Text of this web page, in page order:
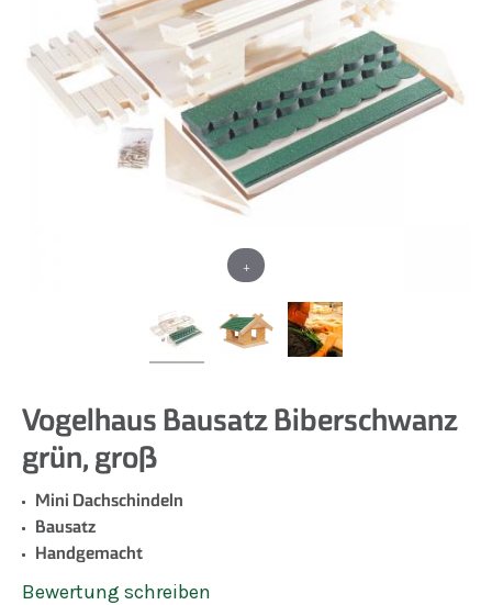
+
Vogelhaus Bausatz Biberschwanz
grün, groß
Mini Dachschindeln
Bausatz
Handgemacht
Bewertung schreiben